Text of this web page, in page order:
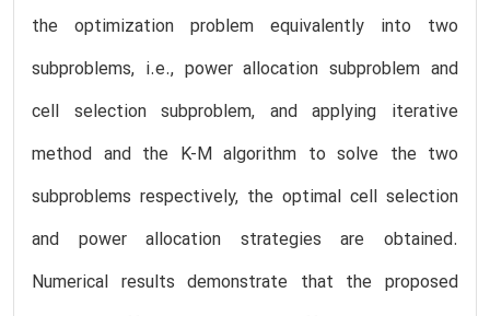
the optimization problem equivalently into two
subproblems, i.e., power allocation subproblem and
cell selection subproblem, and applying iterative
method and the K-M algorithm to solve the two
subproblems respectively, the optimal cell selection
and power allocation strategies are obtained.
Numerical results demonstrate that the proposed